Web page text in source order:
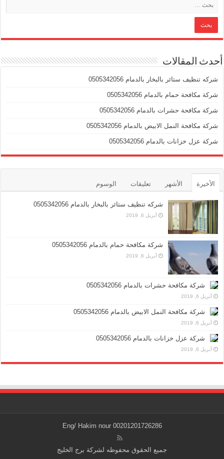
أحدث المقالات
شركه تنظيف ستائر بالبخار بالدمام 0505342056
شركة مكافحة حمام بالدمام 0505342056
شركة مكافحة حشرات بالدمام 0505342056
شركة مكافحة النمل الابيض بالدمام 0505342056
شركة عزل خزانات بالدمام 0505342056
الأخيرة الأشهر تعليقات الوسوم
شركه تنظيف ستائر بالبخار بالدمام 0505342056
أبريل 6, 2019
شركة مكافحة حمام بالدمام 0505342056
أبريل 6, 2019
شركة مكافحة حشرات بالدمام 0505342056
أبريل 6, 2019
شركة مكافحة النمل الابيض بالدمام 0505342056
أبريل 6, 2019
شركة عزل خزانات بالدمام 0505342056
أبريل 6, 2019
Eng/ Hakim nour 00201201726286
جميع الحقوق محفوظه لشركة برج الخليج